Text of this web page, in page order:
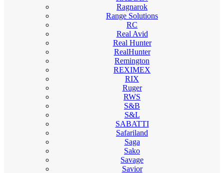
Ragnarok
Range Solutions
RC
Real Avid
Real Hunter
RealHunter
Remington
REXIMEX
RIX
Ruger
RWS
S&B
S&L
SABATTI
Safariland
Saga
Sako
Savage
Savior